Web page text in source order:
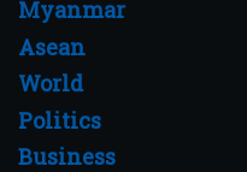
Myanmar
Asean
World
Politics
Business